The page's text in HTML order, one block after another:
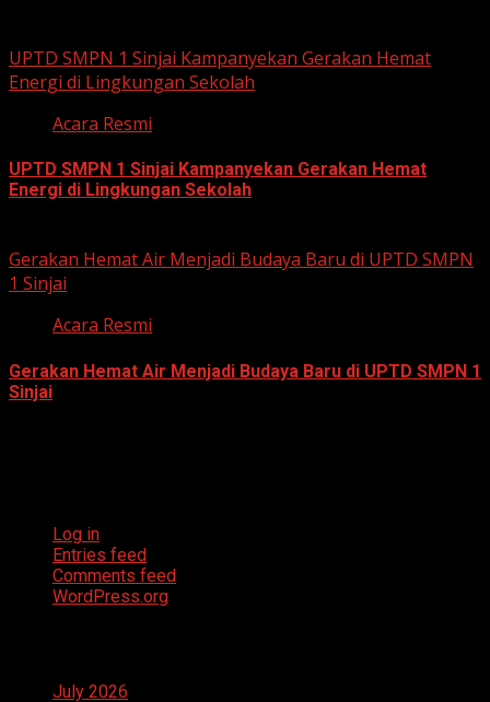
UPTD SMPN 1 Sinjai Kampanyekan Gerakan Hemat
Energi di Lingkungan Sekolah
Acara Resmi
UPTD SMPN 1 Sinjai Kampanyekan Gerakan Hemat
Energi di Lingkungan Sekolah
Gerakan Hemat Air Menjadi Budaya Baru di UPTD SMPN
1 Sinjai
Acara Resmi
Gerakan Hemat Air Menjadi Budaya Baru di UPTD SMPN 1
Sinjai
Log in
Entries feed
Comments feed
WordPress.org
July 2026